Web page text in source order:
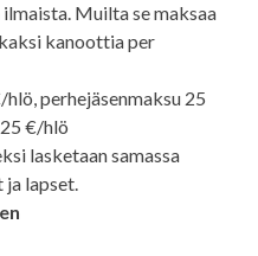
Muilta se maksaa
kanoottia per
perhejäsenmaksu 25
€/hlö
lasketaan samassa
ja lapset.